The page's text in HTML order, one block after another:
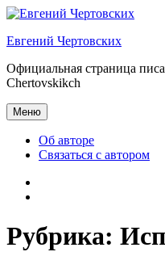
Перейти
содержимому
Евгений Чертовских
Официальная страница
Chertovskikch
Меню
Об авторе
Связаться с автором
автором
Рубрика: